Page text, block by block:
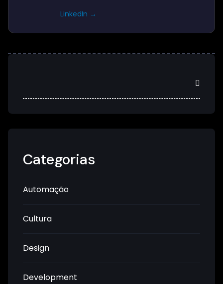
LinkedIn →
Categorias
Automação
Cultura
Design
Development